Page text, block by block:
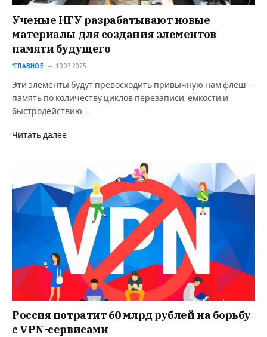
Ученые НГУ разрабатывают новые
материалы для создания элементов
памяти будущего
*ГЛАВНОЕ 19.03.2025
Эти элементы будут превосходить привычную нам флеш-
память по количеству циклов перезаписи, емкости и
быстродействию,…
Читать далее
Россия потратит 60 млрд рублей на борьбу
с VPN-сервисами